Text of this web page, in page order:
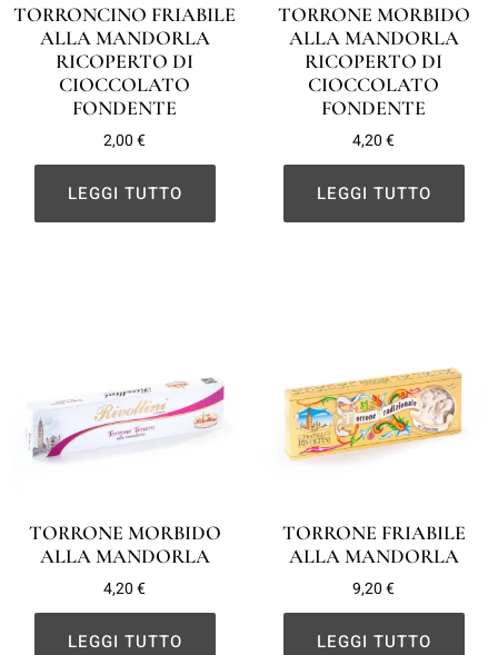
TORRONCINO FRIABILE
ALLA MANDORLA
RICOPERTO DI
CIOCCOLATO
FONDENTE
2,00€
LEGGI TUTTO
TORRONE MORBIDO
ALLA MANDORLA
RICOPERTO DI
CIOCCOLATO
FONDENTE
4,20€
LEGGI TUTTO
TORRONE MORBIDO
ALLA MANDORLA
4,20€
LEGGI TUTTO
TORRONE FRIABILE
ALLA MANDORLA
9,20€
LEGGI TUTTO